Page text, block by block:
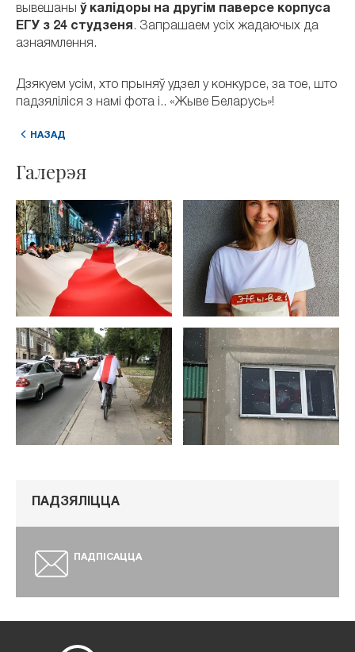
вывешаны ў калідоры на другім паверсе корпуса
ЕГУ з 24 студзеня. Запрашаем усіх жадаючых да
азнаямлення.
Дзякуем усім, хто прыняў удзел у конкурсе, за тое, што
падзяліліся з намі фота і.. «Жыве Беларусь»!
НАЗАД
Галерэя
ПАДЗЯЛІЦЦА
ПАДПІСАЦЦА